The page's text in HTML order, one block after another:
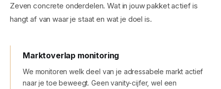
Zeven concrete onderdelen. Wat in jouw pakket actief is
hangt af van waar je staat en wat je doel is.
Marktoverlap monitoring
We monitoren welk deel van je adressabele markt actief
naar je toe beweegt. Geen vanity-cijfer, wel een